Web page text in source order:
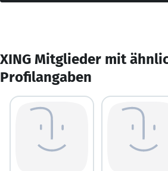
XING Mitglieder mit
Profilangaben